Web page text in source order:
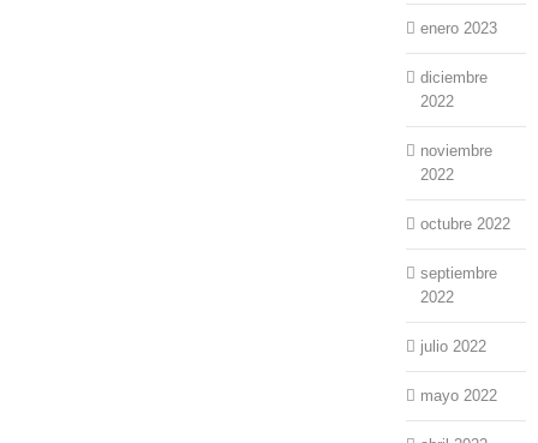
enero 2023
diciembre
2022
noviembre
2022
octubre 2022
septiembre
2022
julio 2022
mayo 2022